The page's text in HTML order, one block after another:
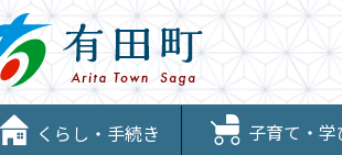
くらし・手続き 子育て・学